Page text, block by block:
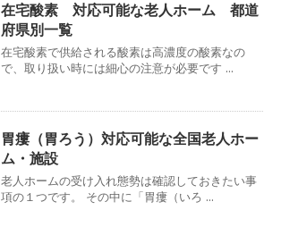
在宅酸素 対応可能な老人ホーム 都道
府県別一覧
在宅酸素で供給される酸素は高濃度の酸素なの
で、取り扱い時には細心の注意が必要です ...
胃瘻（胃ろう）対応可能な全国老人ホー
ム・施設
老人ホームの受け入れ態勢は確認しておきたい事
項の１つです。 その中に「胃瘻（いろ ...